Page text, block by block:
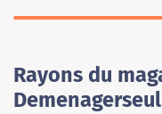
Rayons du